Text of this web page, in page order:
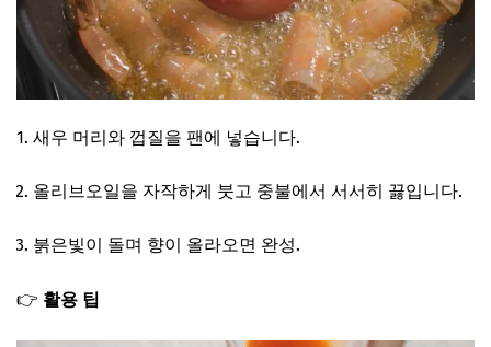
새우 머리와 껍질을 팬에 넣습니다.
올리브오일을 자작하게 붓고 중불에서 서서히 끓입니다.
붉은빛이 돌며 향이 올라오면 완성.
👉 활용 팁